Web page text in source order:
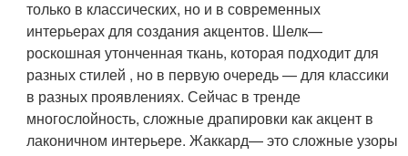
только в классических, но и в современных
интерьерах для создания акцентов. Шелк—
роскошная утонченная ткань, которая подходит для
разных стилей , но в первую очередь — для классики
в разных проявлениях. Сейчас в тренде
многослойность, сложные драпировки как акцент в
лаконичном интерьере.Жаккард— это сложные узоры